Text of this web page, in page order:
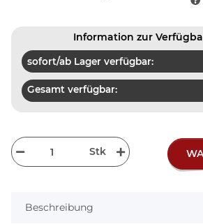
Information zur
sofort/ab Lager verfügbar:
Gesamt verfügbar:
Stk
Beschreibung